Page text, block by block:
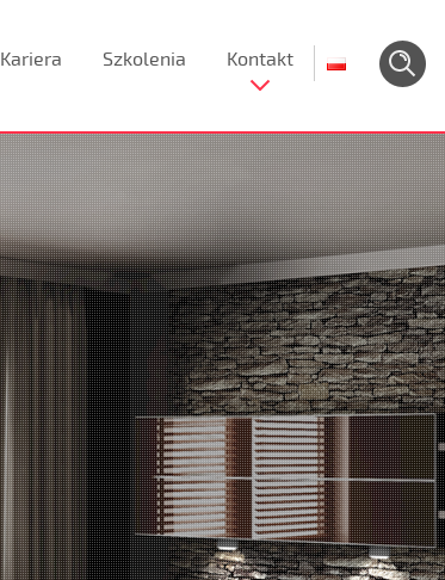
Kariera Szkolenia Kontakt